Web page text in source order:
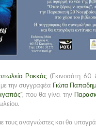
Ροκκάς (Γκινοσάτη
την συγγραφέα Γιώτα
, που θα γίνει την
αναγνώστες και θα